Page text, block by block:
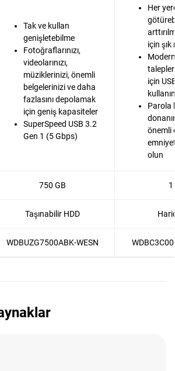
Tak ve kullan
genişletebilme
Fotoğraflarınızı,
videolarınızı,
müziklerinizi, önemli
belgelerinizi ve daha
fazlasını depolamak
için geniş kapasiteler
SuperSpeed USB 3.2
Gen 1 (5 Gbps)
Her
için
için
Parola
önemli
olun
750 GB 1
Taşınabilir HDD
WDBUZG7500ABK-WESN